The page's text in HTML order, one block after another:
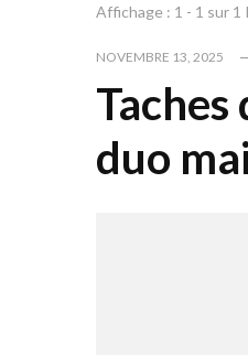
Affichage : 1 - 1 sur 1
NOVEMBRE 13, 2025
duo